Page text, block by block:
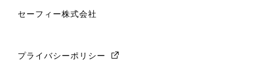
セーフィー株式会社
プライバシーポリシー